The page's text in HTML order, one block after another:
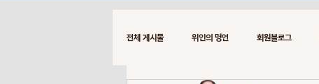
전체 게시물 위인의 명언 회원블로그